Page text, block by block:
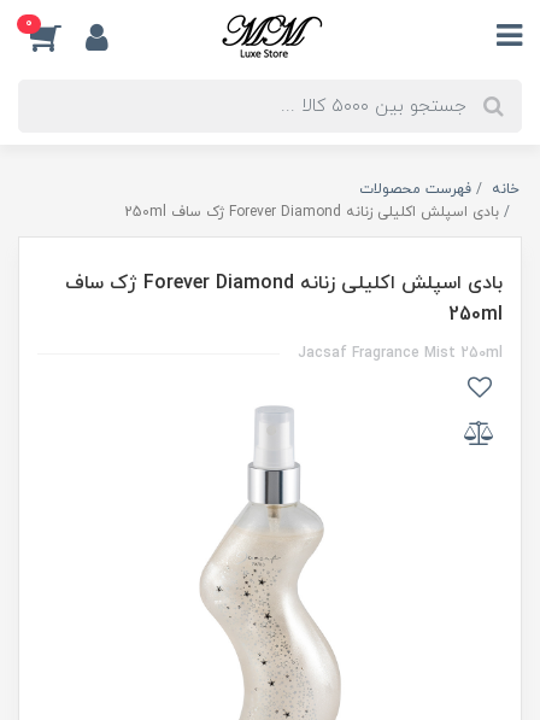
0
خانه
فهرست محصولات
بادی اسپلش اکلیلی زنانه Forever Diamond ژک ساف 250ml
بادی اسپلش اکلیلی زنانه Forever Diamond ژک ساف
250ml
Jacsaf Fragrance Mist 250ml